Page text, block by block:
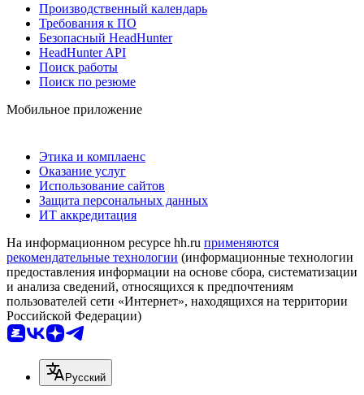
Производственный календарь
Требования к ПО
Безопасный HeadHunter
HeadHunter API
Поиск работы
Поиск по резюме
Мобильное приложение
Этика и комплаенс
Оказание услуг
Использование сайтов
Защита персональных данных
ИТ аккредитация
На информационном ресурсе hh.ru применяются
рекомендательные технологии (информационные технологии
предоставления информации на основе сбора, систематизации
и анализа сведений, относящихся к предпочтениям
пользователей сети «Интернет», находящихся на территории
Российской Федерации)
Русский